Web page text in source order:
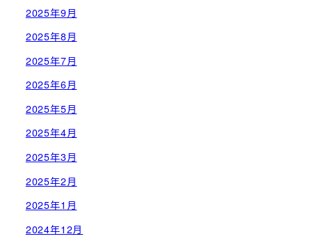
2025年9月
2025年8月
2025年7月
2025年6月
2025年5月
2025年4月
2025年3月
2025年2月
2025年1月
2024年12月